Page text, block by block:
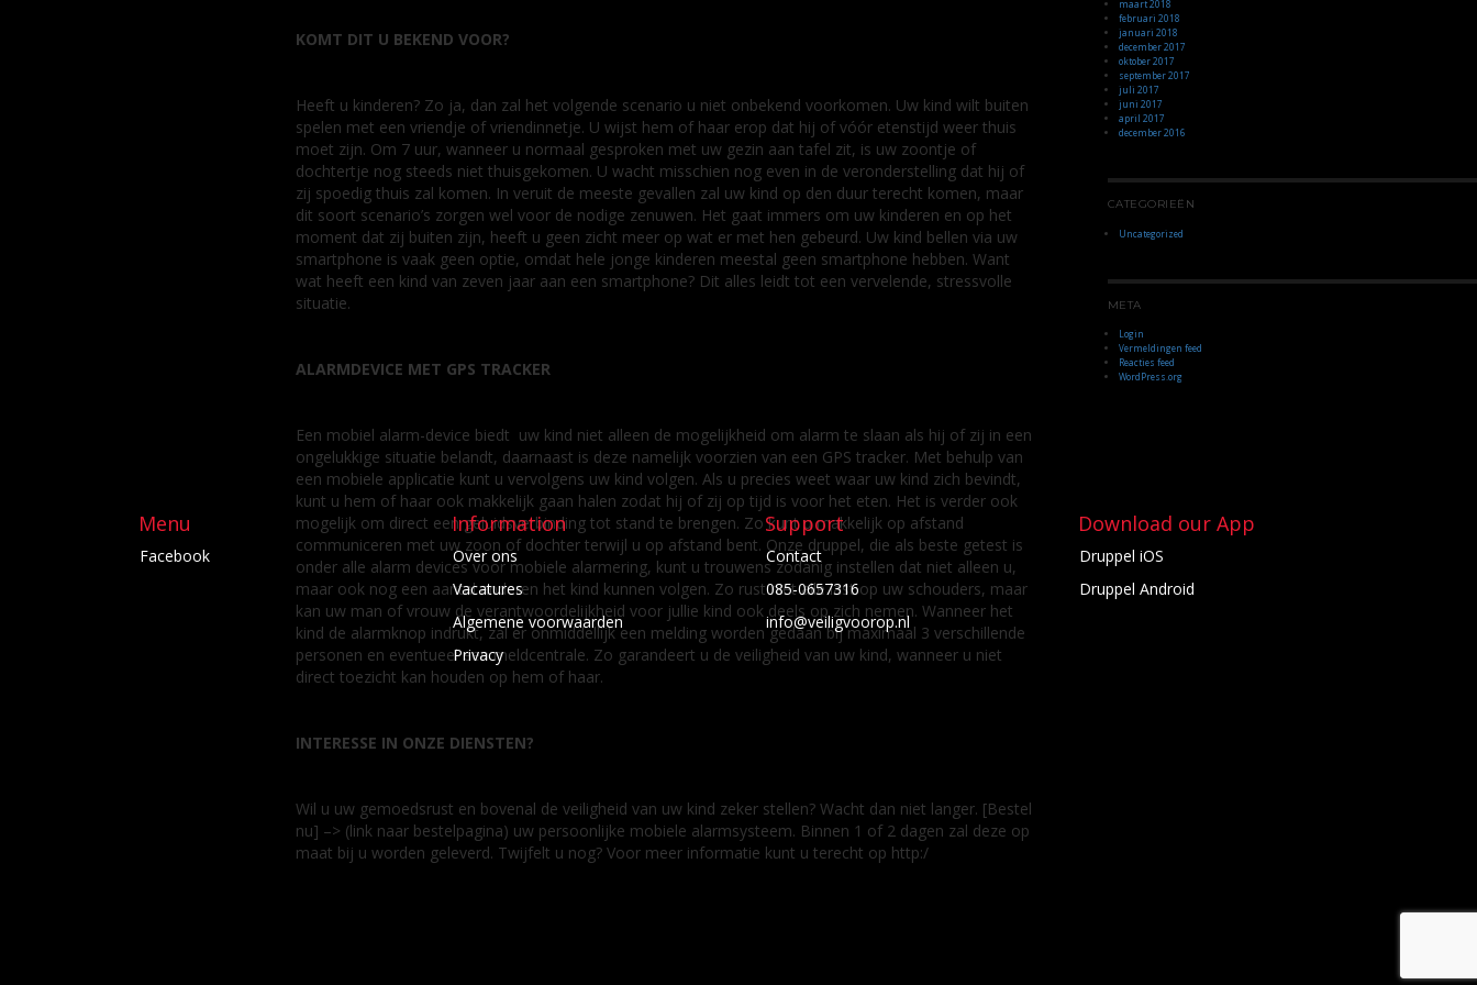
KOMT DIT U BEKEND VOOR?
Heeft u kinderen? Zo ja, dan zal het volgende scenario u niet onbekend voorkomen. Uw kind wilt buiten
spelen met een vriendje of vriendinnetje. U wijst hem of haar erop dat hij of vóór etenstijd weer thuis
moet zijn. Om 7 uur, wanneer u normaal gesproken met uw gezin aan tafel zit, is uw zoontje of
dochtertje nog steeds niet thuisgekomen. U wacht misschien nog even in de veronderstelling dat hij of
zij spoedig thuis zal komen. In veruit de meeste gevallen zal uw kind op den duur terecht komen, maar
dit soort scenario’s zorgen wel voor de nodige zenuwen. Het gaat immers om uw kinderen en op het
moment dat zij buiten zijn, heeft u geen zicht meer op wat er met hen gebeurd. Uw kind bellen via uw
smartphone is vaak geen optie, omdat hele jonge kinderen meestal geen smartphone hebben. Want
wat heeft een kind van zeven jaar aan een smartphone? Dit alles leidt tot een vervelende, stressvolle
situatie.
ALARMDEVICE MET GPS TRACKER
Een mobiel alarm-device biedt uw kind niet alleen de mogelijkheid om alarm te slaan als hij of zij in een
ongelukkige situatie belandt, daarnaast is deze namelijk voorzien van een GPS tracker. Met behulp van
een mobiele applicatie kunt u vervolgens uw kind volgen. Als u precies weet waar uw kind zich bevindt,
kunt u hem of haar ook makkelijk gaan halen zodat hij of zij op tijd is voor het eten. Het is verder ook
mogelijk om direct een geluidsverbinding tot stand te brengen. Zo kunt u makkelijk op afstand
communiceren met uw zoon of dochter terwijl u op afstand bent. Onze druppel, die als beste getest is
onder alle alarm devices voor mobiele alarmering, kunt u trouwens zodanig instellen dat niet alleen u,
maar ook nog een aantal anderen het kind kunnen volgen. Zo rust niet alle last op uw schouders, maar
kan uw man of vrouw de verantwoordelijkheid voor jullie kind ook deels op zich nemen. Wanneer het
kind de alarmknop indrukt, zal er onmiddellijk een melding worden gedaan bij maximaal 3 verschillende
personen en eventueel een meldcentrale. Zo garandeert u de veiligheid van uw kind, wanneer u niet
direct toezicht kan houden op hem of haar.
INTERESSE IN ONZE DIENSTEN?
Wil u uw gemoedsrust en bovenal de veiligheid van uw kind zeker stellen? Wacht dan niet langer. [Bestel
nu] –> (link naar bestelpagina) uw persoonlijke mobiele alarmsysteem. Binnen 1 of 2 dagen zal deze op
maat bij u worden geleverd. Twijfelt u nog? Voor meer informatie kunt u terecht op http:/
maart 2018
februari 2018
januari 2018
december 2017
oktober 2017
september 2017
juli 2017
juni 2017
april 2017
december 2016
CATEGORIEËN
Uncategorized
META
Login
Vermeldingen feed
Reacties feed
WordPress.org
Menu
Facebook
Information
Over ons
Vacatures
Algemene voorwaarden
Privacy
Support
Contact
085-0657316
info@veiligvoorop.nl
Download our App
Druppel iOS
Druppel Android